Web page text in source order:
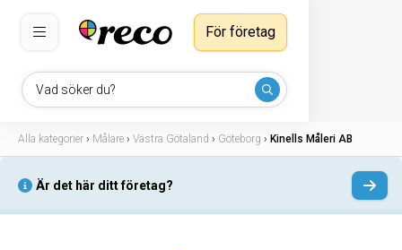
Vad söker du?
För företag
Alla kategorier › Målare › Västra Götaland › Göteborg › Kinells Måleri AB
Är det här ditt företag?